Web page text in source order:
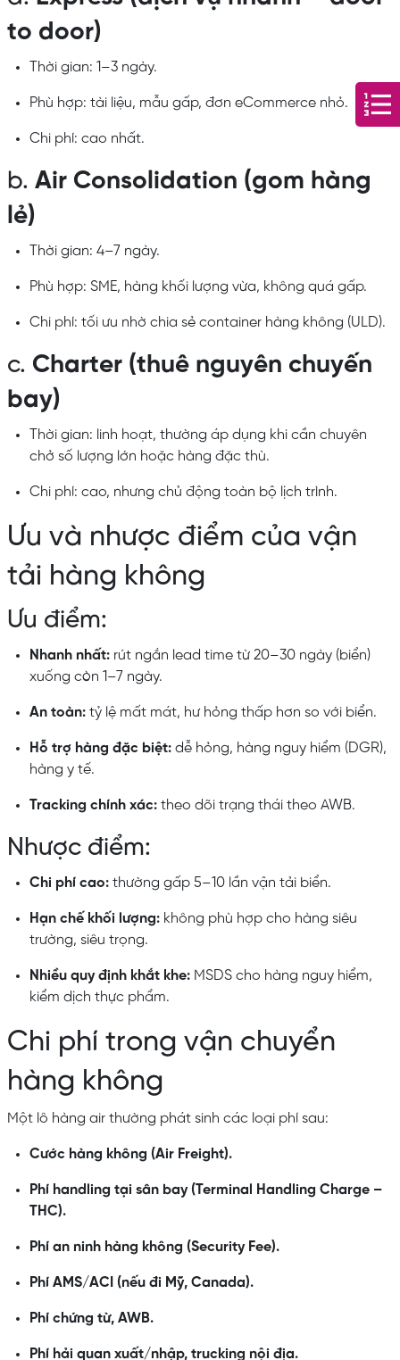
to door)
Thời gian: 1–3 ngày.
Phù hợp: tài liệu, mẫu gấp, đơn eCommerce nhỏ.
Chi phí: cao nhất.
b. Air Consolidation (gom hàng
lẻ)
Thời gian: 4–7 ngày.
Phù hợp: SME, hàng khối lượng vừa, không quá gấp.
Chi phí: tối ưu nhờ chia sẻ container hàng không (ULD).
c. Charter (thuê nguyên chuyến
bay)
Thời gian: linh hoạt, thường áp dụng khi cần chuyên
chở số lượng lớn hoặc hàng đặc thù.
Chi phí: cao, nhưng chủ động toàn bộ lịch trình.
Ưu và nhược điểm của vận
tải hàng không
Ưu điểm:
Nhanh nhất:rút ngắn lead time từ 20–30 ngày (biển)
xuống còn 1–7 ngày.
An toàn:tỷ lệ mất mát, hư hỏng thấp hơn so với biển.
Hỗ trợ hàng đặc biệt:dễ hỏng, hàng nguy hiểm (DGR),
hàng y tế.
Tracking chính xác:theo dõi trạng thái theo AWB.
Nhược điểm:
Chi phí cao:thường gấp 5–10 lần vận tải biển.
Hạn chế khối lượng:không phù hợp cho hàng siêu
trường, siêu trọng.
Nhiều quy định khắt khe:MSDS cho hàng nguy hiểm,
kiểm dịch thực phẩm.
Chi phí trong vận chuyển
hàng không
Một lô hàng air thường phát sinh các loại phí sau:
Cước hàng không (Air Freight).
Phí handling tại sân bay (Terminal Handling Charge –
THC).
Phí an ninh hàng không (Security Fee).
Phí AMS/ACI (nếu đi Mỹ, Canada).
Phí chứng từ, AWB.
Phí hải quan xuất/nhập, trucking nội địa.